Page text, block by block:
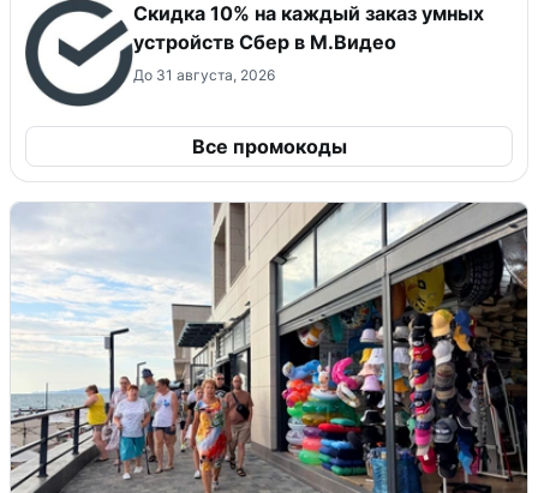
Скидка 10% на каждый заказ умных
устройств Сбер в М.Видео
До 31 августа, 2026
Все промокоды